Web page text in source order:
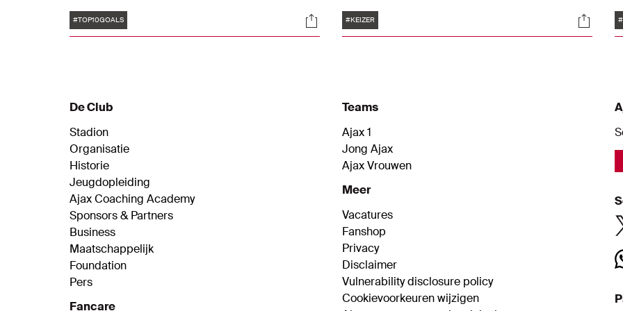
tien prachtige treffers op een rij van
(voormalig) Ajax-spelers die in actie kunnen
Tags
#TOP10GOALS Socialsbuitenspeler speelde in totaal 489 officiële
wedstrijden voor Ajax 1. Wij zetten tien
Tags
#KEIZER
De Club
Stadion
Organisatie
Historie
Jeugdopleiding
Ajax Coaching Academy
Sponsors & Partners
Business
Maatschappelijk
Foundation
Pers
Fancare
Teams
Ajax 1
Jong Ajax
Ajax Vrouwen
Meer
Vacatures
Fanshop
Privacy
Disclaimer
Vulnerability disclosure policy
Cookievoorkeuren wijzigen